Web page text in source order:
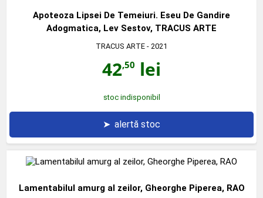
Apoteoza Lipsei De Temeiuri. Eseu De Gandire
Adogmatica, Lev Sestov, TRACUS ARTE
TRACUS ARTE - 2021
42,50 lei
stoc indisponibil
➤ alertă stoc
Lamentabilul amurg al zeilor, Gheorghe Piperea, RAO